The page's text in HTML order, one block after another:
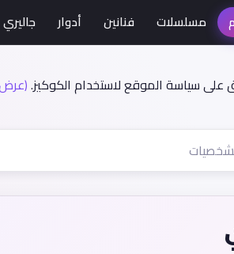
على سياسة الموقع لاستخدام الكوكيز.
مسلسلات فنانين أدوار جاليري